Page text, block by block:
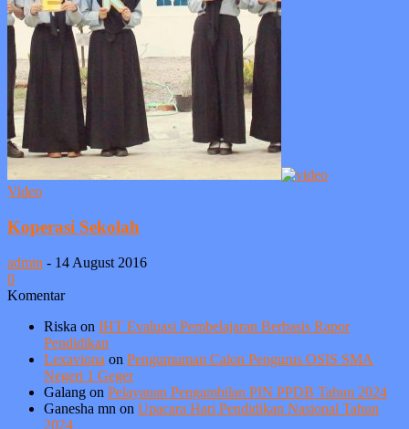
Video
Koperasi Sekolah
admin - 14 August 2016
0
Komentar
Riska on IHT Evaluasi Pembelajaran Berbasis Rapor
Pendidikan
Lexaviona on Pengumuman Calon Pengurus OSIS SMA
Negeri 1 Geger
Galang on Pelayanan Pengambilan PIN PPDB Tahun 2024
Ganesha mn on Upacara Hari Pendidikan Nasional Tahun
2024